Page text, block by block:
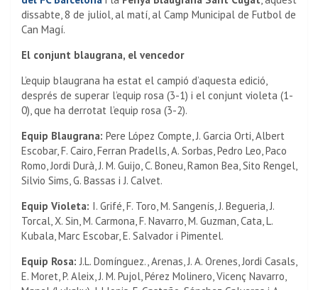
dissabte, 8 de juliol, al matí, al Camp Municipal de Futbol de
Can Magí.
El conjunt blaugrana, el vencedor
L’equip blaugrana ha estat el campió d’aquesta edició,
després de superar l’equip rosa (3-1) i el conjunt violeta (1-
0), que ha derrotat l’equip rosa (3-2).
Equip Blaugrana: Pere López Compte, J. Garcia Orti, Albert
Escobar, F. Cairo, Ferran Pradells, A. Sorbas, Pedro Leo, Paco
Romo, Jordi Durà, J. M. Guijo, C. Boneu, Ramon Bea, Sito Rengel,
Silvio Sims, G. Bassas i J. Calvet.
Equip Violeta: I. Grifé, F. Toro, M. Sangenís, J. Begueria, J.
Torcal, X. Sin, M. Carmona, F. Navarro, M. Guzman, Cata, L.
Kubala, Marc Escobar, E. Salvador i Pimentel.
Equip Rosa: J.L. Domínguez., Arenas, J. A. Orenes, Jordi Casals,
E. Moret, P. Aleix, J. M. Pujol, Pérez Molinero, Vicenç Navarro,